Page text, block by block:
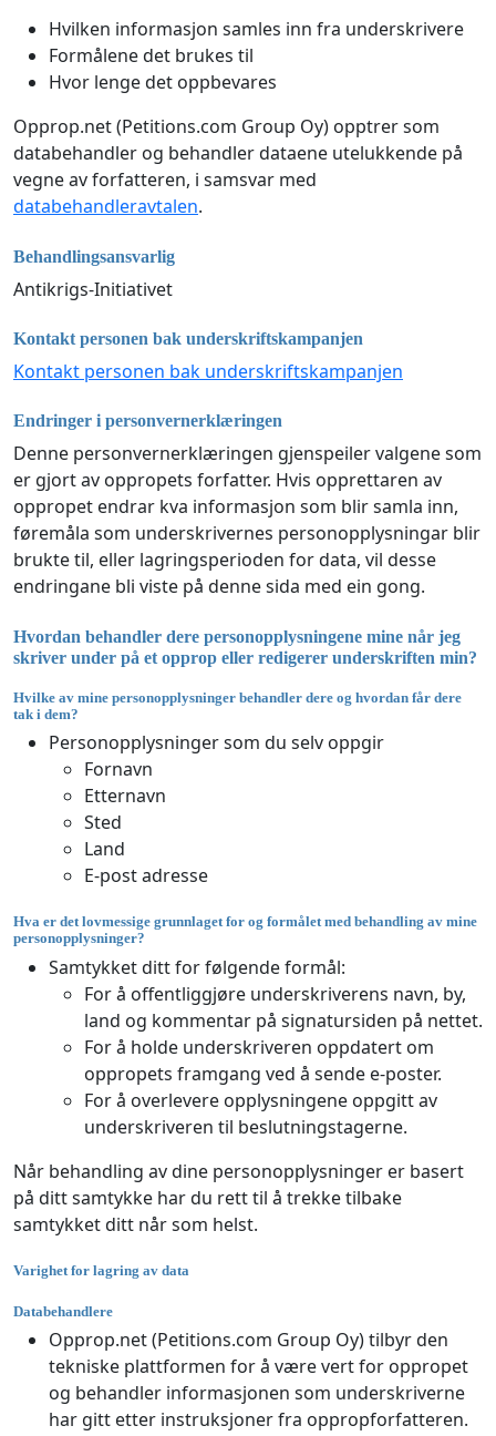
Hvilken informasjon samles inn fra underskrivere
Formålene det brukes til
Hvor lenge det oppbevares
Opprop.net (Petitions.com Group Oy) opptrer som
databehandler og behandler dataene utelukkende på
vegne av forfatteren, i samsvar med
databehandleravtalen.
Behandlingsansvarlig
Antikrigs-Initiativet
Kontakt personen bak underskriftskampanjen
Kontakt personen bak underskriftskampanjen
Endringer i personvernerklæringen
Denne personvernerklæringen gjenspeiler valgene som
er gjort av oppropets forfatter. Hvis opprettaren av
oppropet endrar kva informasjon som blir samla inn,
føremåla som underskrivernes personopplysningar blir
brukte til, eller lagringsperioden for data, vil desse
endringane bli viste på denne sida med ein gong.
Hvordan behandler dere personopplysningene mine når jeg
skriver under på et opprop eller redigerer underskriften min?
Hvilke av mine personopplysninger behandler dere og hvordan får dere
tak i dem?
Personopplysninger som du selv oppgir
Fornavn
Etternavn
Sted
Land
E-post adresse
Hva er det lovmessige grunnlaget for og formålet med behandling av mine
personopplysninger?
Samtykket ditt for følgende formål:
For å offentliggjøre underskriverens navn, by,
land og kommentar på signatursiden på nettet.
For å holde underskriveren oppdatert om
oppropets framgang ved å sende e-poster.
For å overlevere opplysningene oppgitt av
underskriveren til beslutningstagerne.
Når behandling av dine personopplysninger er basert
på ditt samtykke har du rett til å trekke tilbake
samtykket ditt når som helst.
Varighet for lagring av data
Databehandlere
Opprop.net (Petitions.com Group Oy) tilbyr den
tekniske plattformen for å være vert for oppropet
og behandler informasjonen som underskriverne
har gitt etter instruksjoner fra oppropforfatteren.